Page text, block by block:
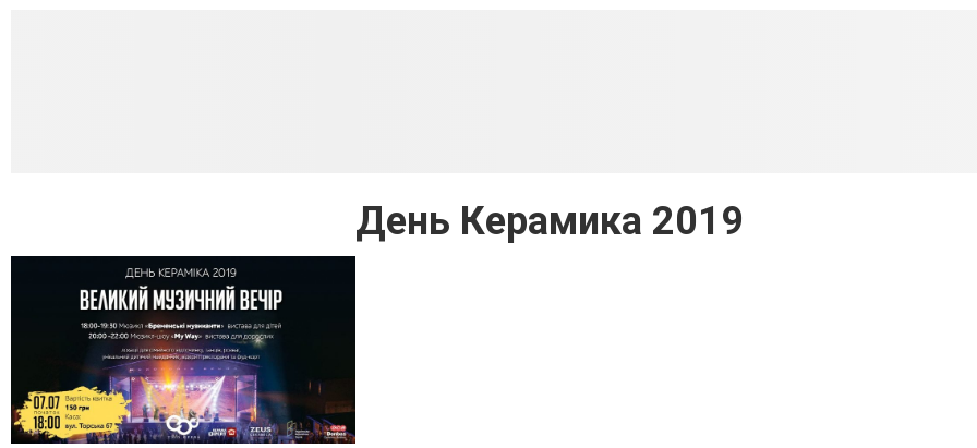
День Керамика 2019